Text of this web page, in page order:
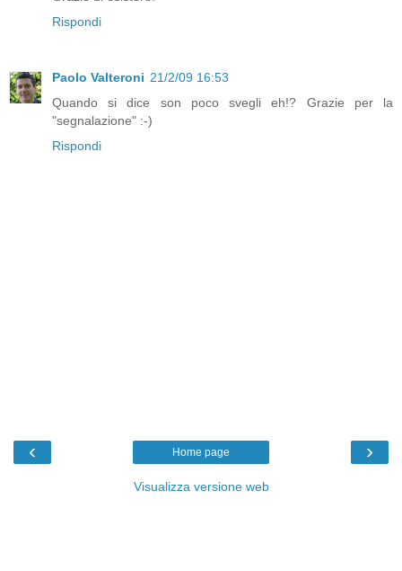
Rispondi
Paolo Valteroni 21/2/09 16:53
Quando si dice son poco svegli eh!? Grazie per la
"segnalazione" :-)
Rispondi
‹ ›
Home page
Visualizza versione web